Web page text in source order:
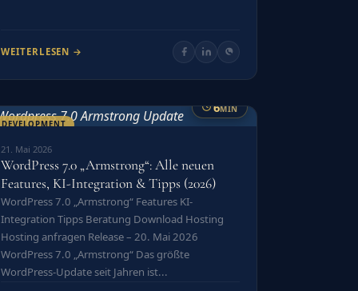
WEITERLESEN →
DEVELOPMENT
6MIN
21. Mai 2026
WordPress 7.0 „Armstrong“: Alle neuen
Features, KI-Integration & Tipps (2026)
WordPress 7.0 „Armstrong“ Features KI-
Integration Tipps Beratung Download Hosting
Hosting anfragen Release – 20. Mai 2026
WordPress 7.0 „Armstrong“ Das größte
WordPress-Update seit Jahren ist...